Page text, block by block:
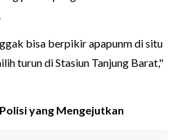
bisa berpikir apapunm di situ
turun di Stasiun Tanjung Barat,"
yang Mengejutkan